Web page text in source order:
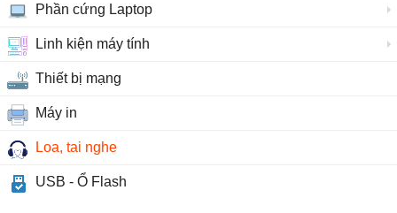
Phần cứng Laptop
Linh kiện máy tính
Thiết bị mạng
Máy in
Loa, tai nghe
USB - Ổ Flash